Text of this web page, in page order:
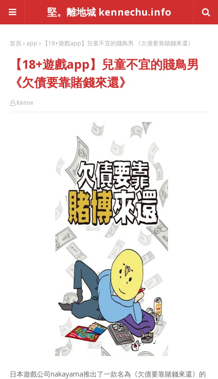
堅。離地城 kennechu.info
首頁 app 【18+遊戲app】兒童不宜的賤鳥男 《欠債要靠賭錢來還》
【18+遊戲app】兒童不宜的賤鳥男
《欠債要靠賭錢來還》
Kenne
日本遊戲公司nakayama推出了一款名為《欠債要靠賭錢來還》的